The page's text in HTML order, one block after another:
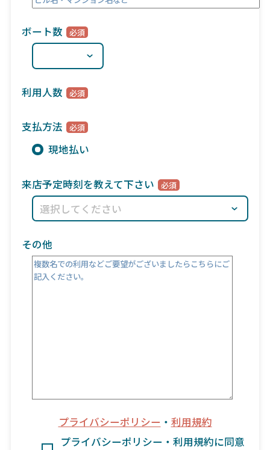
ボート数
利用人数
支払方法
現地払い
来店予定時刻を教えて下さい
その他
プライバシーポリシー ・ 利用規約
プライバシーポリシー・利用規約に同意